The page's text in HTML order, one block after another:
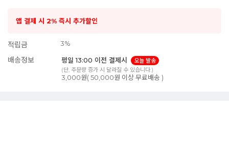
앱 결제 시 2% 즉시 추가할인
적립금 3%
배송정보 평일 13:00 이전 결제시
오늘 발송
(단, 주문량 증가 시 달라질 수 있습니다.)
3,000원( 50,000원 이상 무료배송 )